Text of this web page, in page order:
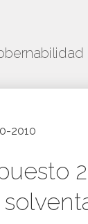
2010